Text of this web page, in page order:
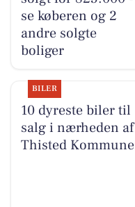
se køberen og 2
andre solgte
boliger
BILER
10 dyreste biler til
salg i nærheden af
Thisted Kommune